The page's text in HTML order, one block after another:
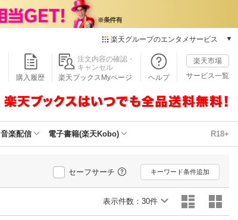
楽天グループのエンタメサービス
本/ゲーム/CD/DVD
楽天ブックス
楽天Kobo
動画配信
楽天TV
動画配信ガイド
購入履歴
注文内容の確認・
キャンセル
楽天ブックスMyページ
ヘルプ
楽天市場
サービス一覧
音楽配信 電子書籍(楽天Kobo) R18+
セーフサーチ キーワード条件追加
表示件数： 30件